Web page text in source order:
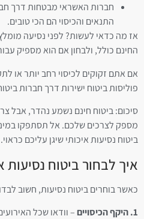
חברות האשראי מבטחות דרך
התנאים והכיסוי הם הכי טובים.
אז מה כדאי לעשות? לפני נסיעה
החינם כולל, ולבחון אם הוא מספיק
אם אתם זקוקים לכיסוי רחב יותר או
פוליסות ביטוח ישירות דרך חברות
סיכום: ביטוח חינם נשמע נהדר, אבל
מספק לצרכים שלכם. אל תסתפקו
ביטוח נסיעות איכותי שיגן עליכם
איך לבחור ביטוח נסיעות
כאשר בוחרים ביטוח נסיעות, חשוב
1. היקף הכיסויים
– וודאו שכל